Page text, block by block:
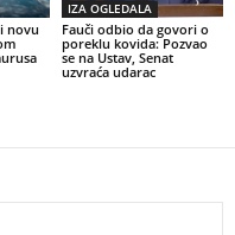
novu
IZA OGLEDALA
Fauči odbio da govori o
poreklu kovida: Pozvao
se na Ustav, Senat
uzvraća udarac